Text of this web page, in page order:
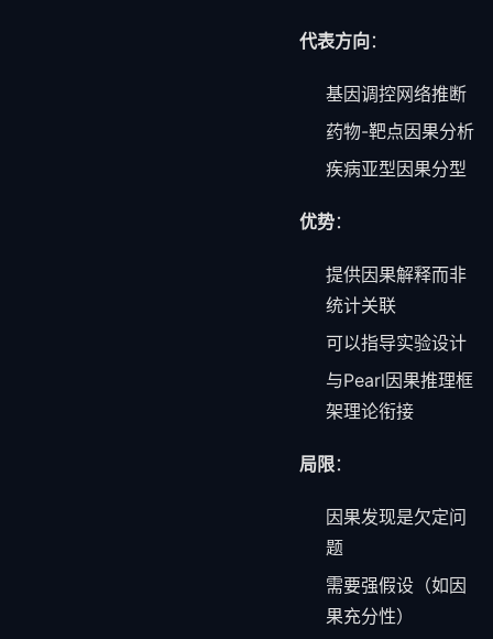
代表方向：
基因调控网络推断
药物-靶点因果分析
疾病亚型因果分型
优势：
提供因果解释而非
统计关联
可以指导实验设计
与Pearl因果推理框
架理论衔接
局限：
因果发现是欠定问
题
需要强假设（如因
果充分性）